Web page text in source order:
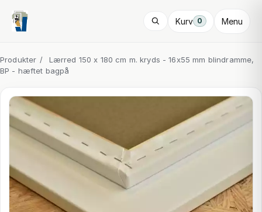
Kurv 0 Menu
Produkter /
Lærred 150 x 180 cm m. kryds - 16x55 mm blindramme,
BP - hæftet bagpå